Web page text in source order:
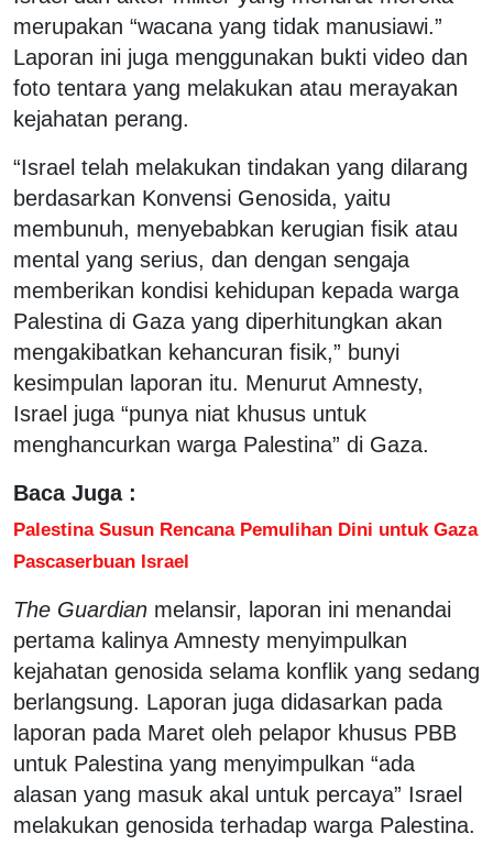
merupakan “wacana yang tidak manusiawi.”
Laporan ini juga menggunakan bukti video dan
foto tentara yang melakukan atau merayakan
kejahatan perang.
“Israel telah melakukan tindakan yang dilarang
berdasarkan Konvensi Genosida, yaitu
membunuh, menyebabkan kerugian fisik atau
mental yang serius, dan dengan sengaja
memberikan kondisi kehidupan kepada warga
Palestina di Gaza yang diperhitungkan akan
mengakibatkan kehancuran fisik,” bunyi
kesimpulan laporan itu. Menurut Amnesty,
Israel juga “punya niat khusus untuk
menghancurkan warga Palestina” di Gaza.
Baca Juga :
Palestina Susun Rencana Pemulihan Dini untuk Gaza
Pascaserbuan Israel
The Guardian melansir, laporan ini menandai
pertama kalinya Amnesty menyimpulkan
kejahatan genosida selama konflik yang sedang
berlangsung. Laporan juga didasarkan pada
laporan pada Maret oleh pelapor khusus PBB
untuk Palestina yang menyimpulkan “ada
alasan yang masuk akal untuk percaya” Israel
melakukan genosida terhadap warga Palestina.